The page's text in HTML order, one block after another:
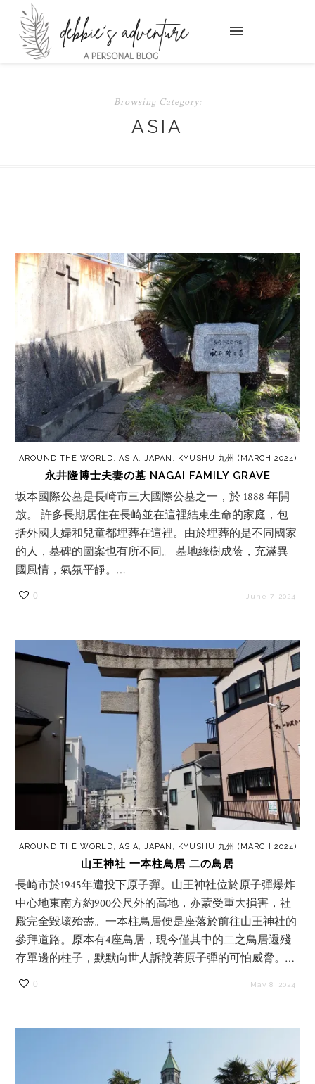
Browsing Category:
ASIA
AROUND THE WORLD, ASIA, JAPAN , KYUSHU 九州 (MARCH 2024)
永井隆博士夫妻の墓 NAGAI FAMILY GRAVE
坂本國際公墓是長崎市三大國際公墓之一，於 1888 年開
放。 許多長期居住在長崎並在這裡結束生命的家庭，包
括外國夫婦和兒童都埋葬在這裡。由於埋葬的是不同國家
的人，墓碑的圖案也有所不同。 墓地綠樹成蔭，充滿異
國風情，氣氛平靜。…
0 June 7, 2024
AROUND THE WORLD, ASIA, JAPAN , KYUSHU 九州 (MARCH 2024)
山王神社 一本柱鳥居 二の鳥居
長崎市於1945年遭投下原子彈。山王神社位於原子彈爆炸
中心地東南方約900公尺外的高地，亦蒙受重大損害，社
殿完全毀壞殆盡。一本柱鳥居便是座落於前往山王神社的
參拜道路。原本有4座鳥居，現今僅其中的二之鳥居還殘
存單邊的柱子，默默向世人訴說著原子彈的可怕威脅。…
0 May 8, 2024